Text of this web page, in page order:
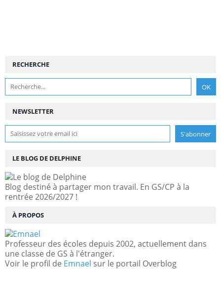
NEWSLETTER
RECHERCHE
LE BLOG DE DELPHINE
Blog destiné à partager mon travail. En GS/CP à la
rentrée 2026/2027 !
À PROPOS
Professeur des écoles depuis 2002, actuellement dans
une classe de GS à l'étranger.
Voir le profil de Emnael sur le portail Overblog